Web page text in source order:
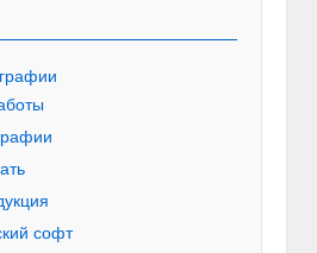
софт